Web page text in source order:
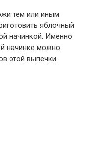
тем или иным
яблочный
начинкой. Именно
начинке можно
этой выпечки.